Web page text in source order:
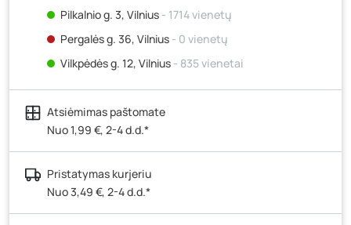
Pilkalnio g. 3, Vilnius - 1714 vienetų
Pergalės g. 36, Vilnius - 0 vienetų
Vilkpėdės g. 12, Vilnius - 835 vienetai
Ateities g. 15, Vilnius- 95 vienetai
Kauno r., Narsiečių k., Vytauto g. 183, Kaunas
vienetai
Šilutės pl. 83A, Klaipėda- 1245 vienetai
Pramonės g. 7, Šiauliai
Klaipėdos g. 170R, Panevėžys
Atsiėmimas paštomate
Nuo 1,99 €, 2-4 d.d.*
Pristatymas kurjeriu
Nuo 3,49 €, 2-4 d.d.*